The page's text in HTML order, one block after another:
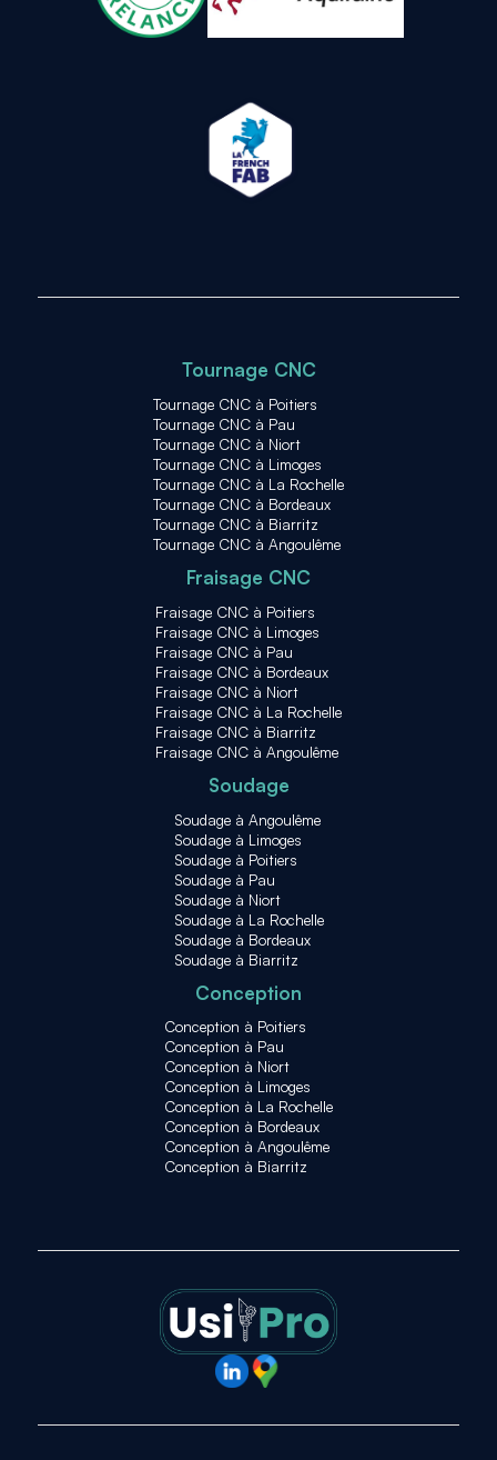
Tournage CNC
Tournage CNC à Poitiers
Tournage CNC à Pau
Tournage CNC à Niort
Tournage CNC à Limoges
Tournage CNC à La Rochelle
Tournage CNC à Bordeaux
Tournage CNC à Biarritz
Tournage CNC à Angoulême
Fraisage CNC
Fraisage CNC à Poitiers
Fraisage CNC à Limoges
Fraisage CNC à Pau
Fraisage CNC à Bordeaux
Fraisage CNC à Niort
Fraisage CNC à La Rochelle
Fraisage CNC à Biarritz
Fraisage CNC à Angoulême
Soudage
Soudage à Angoulême
Soudage à Limoges
Soudage à Poitiers
Soudage à Pau
Soudage à Niort
Soudage à La Rochelle
Soudage à Bordeaux
Soudage à Biarritz
Conception
Conception à Poitiers
Conception à Pau
Conception à Niort
Conception à Limoges
Conception à La Rochelle
Conception à Bordeaux
Conception à Angoulême
Conception à Biarritz